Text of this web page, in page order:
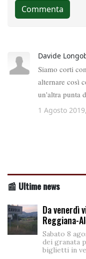
📰 Ultime news
Da venerdì
Reggiana-
Sabato 8
dei granata
biglietti in